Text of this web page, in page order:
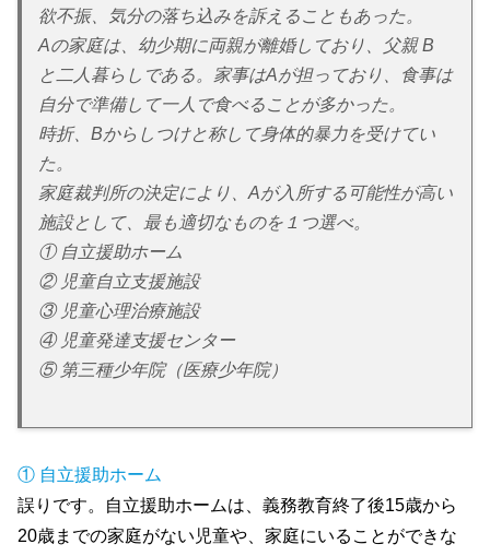
欲不振、気分の落ち込みを訴えることもあった。
Aの家庭は、幼少期に両親が離婚しており、父親 B
と二人暮らしである。家事はAが担っており、食事は
自分で準備して一人で食べることが多かった。
時折、Bからしつけと称して身体的暴力を受けてい
た。
家庭裁判所の決定により、Aが入所する可能性が高い
施設として、最も適切なものを１つ選べ。
① 自立援助ホーム
② 児童自立支援施設
③ 児童心理治療施設
④ 児童発達支援センター
⑤ 第三種少年院（医療少年院）
① 自立援助ホーム
誤りです。自立援助ホームは、義務教育終了後15歳から
20歳までの家庭がない児童や、家庭にいることができな